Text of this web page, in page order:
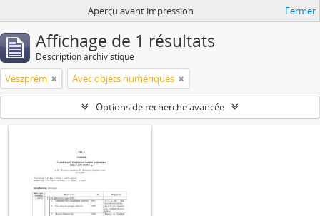
Aperçu avant impression Fermer
Affichage de 1 résultats
Description archivistique
Veszprém Avec objets numériques
Options de recherche avancée